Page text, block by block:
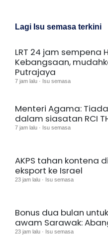
Lagi Isu semasa terkini
LRT 24 jam sempena
Kebangsaan,
Putrajaya
7 jam lalu · Isu semasa
Menteri Agama:
dalam siasatan RCI
7 jam lalu · Isu semasa
AKPS tahan kontena
eksport ke Israel
23 jam lalu · Isu semasa
Bonus dua bulan
awam Sarawak:
23 jam lalu · Isu semasa